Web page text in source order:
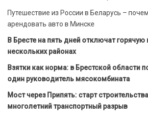
Путешествие из России в Беларусь –
арендовать авто в Минске
В Бресте на пять дней отключат горячую
нескольких районах
Взятки как норма: в Брестской области
один руководитель мясокомбината
Мост через Припять: старт
многолетний транспортный разрыв